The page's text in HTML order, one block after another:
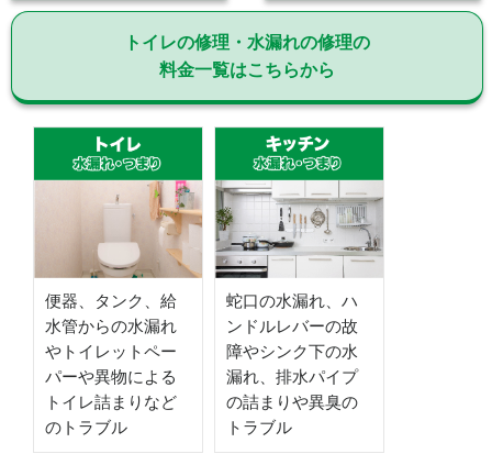
トイレの修理・水漏れの修理の
料金一覧はこちらから
便器、タンク、給
水管からの水漏れ
やトイレットペー
パーや異物による
トイレ詰まりなど
のトラブル
蛇口の水漏れ、ハ
ンドルレバーの故
障やシンク下の水
漏れ、排水パイプ
の詰まりや異臭の
トラブル